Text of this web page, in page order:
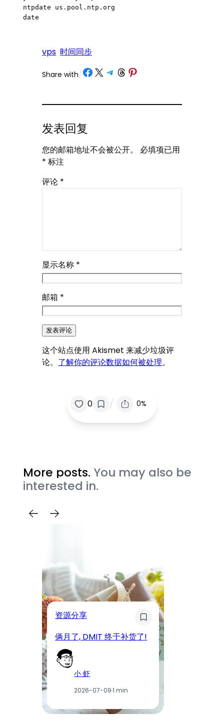
ntpdate us.pool.ntp.org
date
vps 时间同步
Share with/ Share on Facebook
Share on X Share on Telegram
Share on Threads
Share on Pinterest
发表回复
您的邮箱地址不会被公开。
必填项已用
* 标注
评论 *
显示名称 *
邮箱 *
这个站点使用 Akismet 来减少垃圾评
论。 了解你的评论数据如何被处理。
0 / 0%
More posts. You may also be
interested in.
资源分享
俩月了, DMIT 终于补货了!
小 虾
2026-07-09·1 min